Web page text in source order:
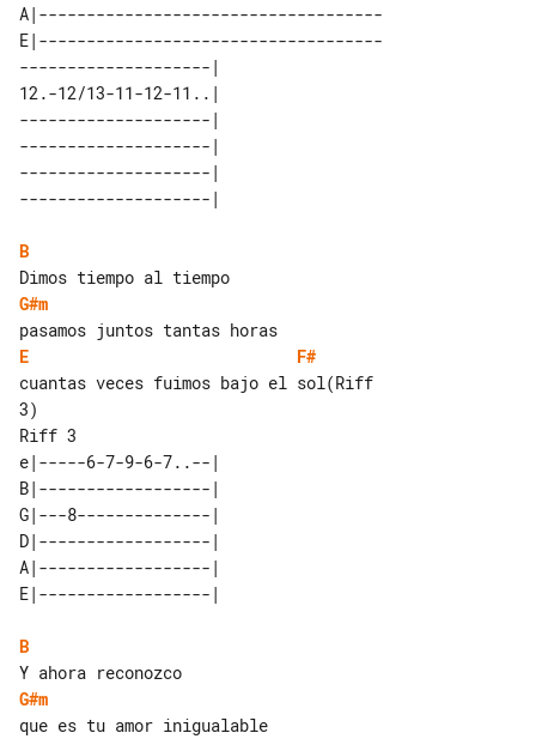
A|------------------------------------
E|------------------------------------
--------------------|
12.-12/13-11-12-11..|
--------------------|
--------------------|
--------------------|
B
G#m
E
F#
cuantas veces fuimos bajo el sol(Riff
Riff 3
e|-----6-7-9-6-7..--|
B|------------------|
G|---8--------------|
D|------------------|
A|------------------|
B
G#m